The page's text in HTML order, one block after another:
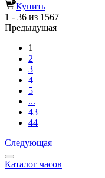
Купить
1 - 36 из 1567
Предыдущая
1
2
3
4
5
...
43
44
Следующая
Каталог часов